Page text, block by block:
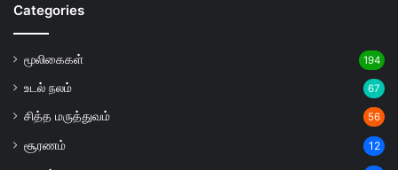
Categories
மூலிகைகள் 194
உடல் நலம் 67
சித்த மருத்துவம் 56
சூரணம் 12